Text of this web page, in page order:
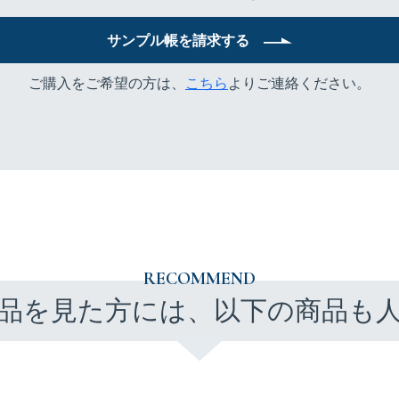
サンプル帳を請求する
ご購入をご希望の方は、 こちらよりご連絡ください。
RECOMMEND
を見た方には、以下の商品も